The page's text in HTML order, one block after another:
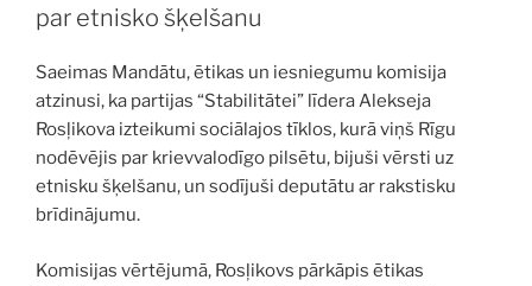
par etnisko šķelšanu
Saeimas Mandātu, ētikas un iesniegumu komisija
atzinusi, ka partijas “Stabilitātei” līdera Alekseja
Rosļikova izteikumi sociālajos tīklos, kurā viņš Rīgu
nodēvējis par krievvalodīgo pilsētu, bijuši vērsti uz
etnisku šķelšanu, un sodījuši deputātu ar rakstisku
brīdinājumu.
Komisijas vērtējumā, Rosļikovs pārkāpis ētikas